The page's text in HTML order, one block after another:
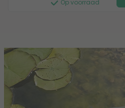
Op voorraad